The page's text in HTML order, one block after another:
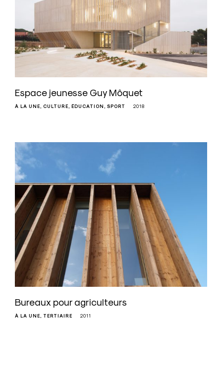
Espace jeunesse Guy Môquet
À LA UNE CULTURE ÉDUCATION SPORT 2018
Bureaux pour agriculteurs
À LA UNE TERTIAIRE 2011